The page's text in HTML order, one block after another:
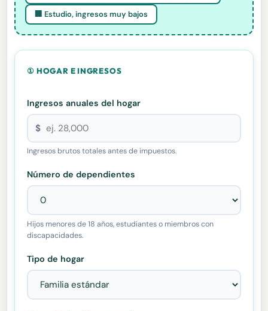
🏢 Estudio, ingresos muy bajos
① HOGAR E INGRESOS
Ingresos anuales del hogar
$
Ingresos brutos totales antes de impuestos.
Número de dependientes
Hijos menores de 18 años, estudiantes o miembros con
discapacidades.
Tipo de hogar